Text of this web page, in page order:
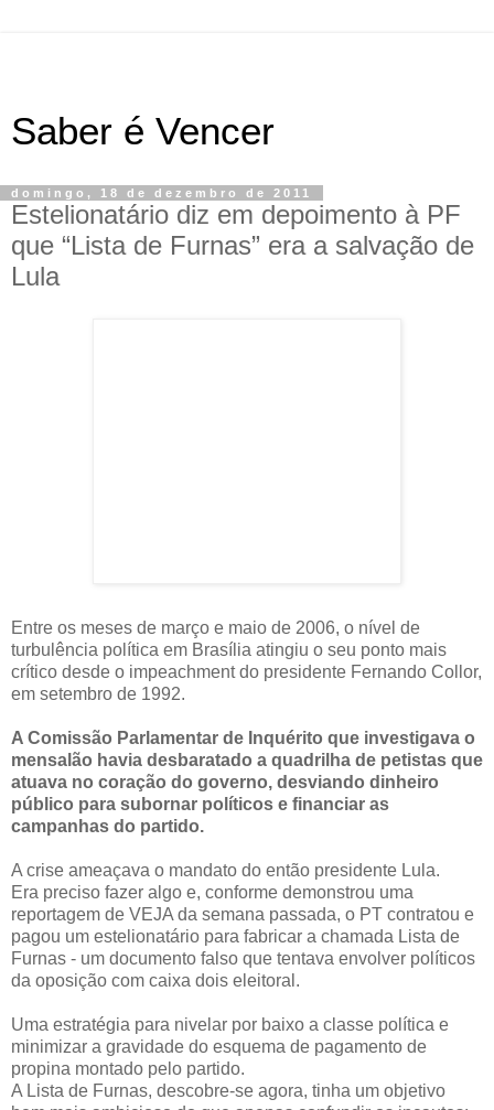
Saber é Vencer
domingo, 18 de dezembro de 2011
Estelionatário diz em depoimento à PF
que “Lista de Furnas” era a salvação de
Lula
Entre os meses de março e maio de 2006, o nível de
turbulência política em Brasília atingiu o seu ponto mais
crítico desde o impeachment do presidente Fernando Collor,
em setembro de 1992.
A Comissão Parlamentar de Inquérito que investigava o
mensalão havia desbaratado a quadrilha de petistas que
atuava no coração do governo, desviando dinheiro
público para subornar políticos e financiar as
campanhas do partido.
A crise ameaçava o mandato do então presidente Lula.
Era preciso fazer algo e, conforme demonstrou uma
reportagem de VEJA da semana passada, o PT contratou e
pagou um estelionatário para fabricar a chamada Lista de
Furnas - um documento falso que tentava envolver políticos
da oposição com caixa dois eleitoral.
Uma estratégia para nivelar por baixo a classe política e
minimizar a gravidade do esquema de pagamento de
propina montado pelo partido.
A Lista de Furnas, descobre-se agora, tinha um objetivo